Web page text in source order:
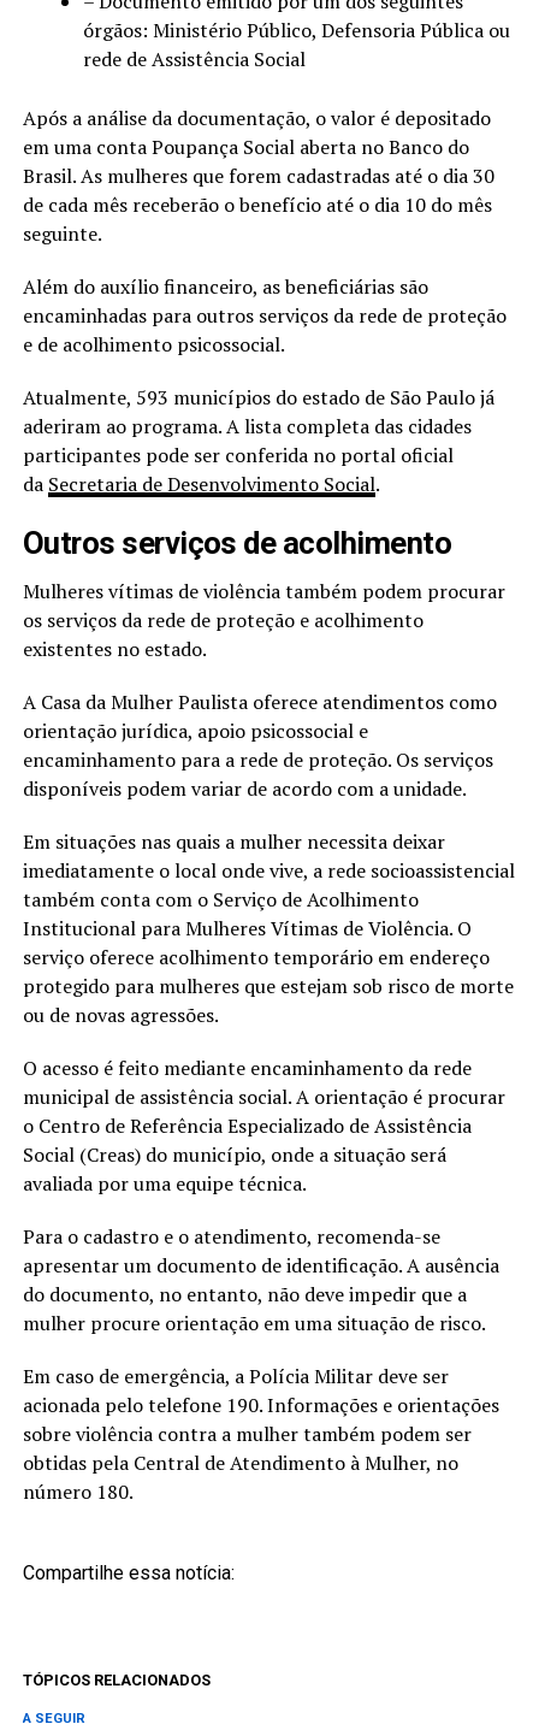
órgãos: Ministério Público, Defensoria Pública ou
rede de Assistência Social
Após a análise da documentação, o valor é depositado
em uma conta Poupança Social aberta no Banco do
Brasil. As mulheres que forem cadastradas até o dia 30
de cada mês receberão o benefício até o dia 10 do mês
seguinte.
Além do auxílio financeiro, as beneficiárias são
encaminhadas para outros serviços da rede de proteção
e de acolhimento psicossocial.
Atualmente, 593 municípios do estado de São Paulo já
aderiram ao programa. A lista completa das cidades
participantes pode ser conferida no portal oficial
da Secretaria de Desenvolvimento Social.
Outros serviços de acolhimento
Mulheres vítimas de violência também podem procurar
os serviços da rede de proteção e acolhimento
existentes no estado.
A Casa da Mulher Paulista oferece atendimentos como
orientação jurídica, apoio psicossocial e
encaminhamento para a rede de proteção. Os serviços
disponíveis podem variar de acordo com a unidade.
Em situações nas quais a mulher necessita deixar
imediatamente o local onde vive, a rede socioassistencial
também conta com o Serviço de Acolhimento
Institucional para Mulheres Vítimas de Violência. O
serviço oferece acolhimento temporário em endereço
protegido para mulheres que estejam sob risco de morte
ou de novas agressões.
O acesso é feito mediante encaminhamento da rede
municipal de assistência social. A orientação é procurar
o Centro de Referência Especializado de Assistência
Social (Creas) do município, onde a situação será
avaliada por uma equipe técnica.
Para o cadastro e o atendimento, recomenda-se
apresentar um documento de identificação. A ausência
do documento, no entanto, não deve impedir que a
mulher procure orientação em uma situação de risco.
Em caso de emergência, a Polícia Militar deve ser
acionada pelo telefone 190. Informações e orientações
sobre violência contra a mulher também podem ser
obtidas pela Central de Atendimento à Mulher, no
número 180.
Compartilhe essa notícia:
TÓPICOS RELACIONADOS
A SEGUIR